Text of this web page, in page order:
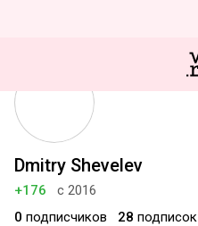
Dmitry Shevelev
+176
с 2016
0 подписчиков 28 подписок